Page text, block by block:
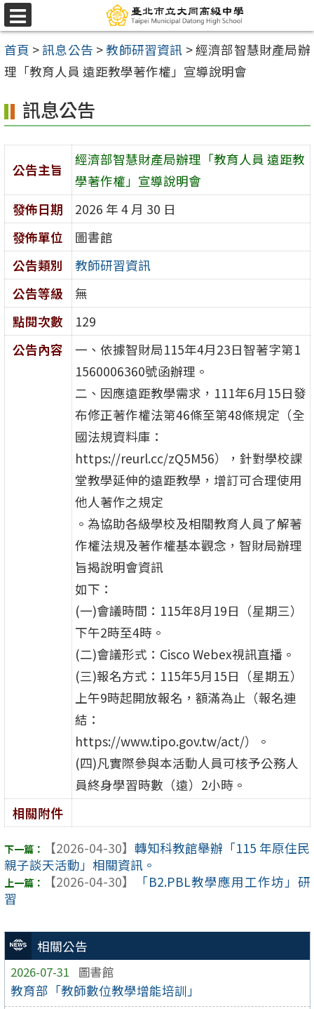
跳
至
主
要
容
區
選
單
首頁 >訊息公告 >教師研習資訊 >經濟部智慧財產局辦
理「教育人員 遠距教學著作權」宣導說明會
相關公告
2026-07-31 圖書館
教育部「教師數位教學增能培訓」
訊息公告
公告主旨
經濟部智慧財產局辦理「教育人員 遠距教
學著作權」宣導說明會
發佈日期
2026 年 4 月 30 日
發佈單位
圖書館
公告類別
教師研習資訊
公告等級
無
點閱次數
129
公告內容
一、依據智財局115年4月23日智著字第1
1560006360號函辦理。
二、因應遠距教學需求，111年6月15日發
布修正著作權法第46條至第48條規定（全
國法規資料庫：
https://reurl.cc/zQ5M56），針對學校課
堂教學延伸的遠距教學，增訂可合理使用
他人著作之規定
。為協助各級學校及相關教育人員了解著
作權法規及著作權基本觀念，智財局辦理
旨揭說明會資訊
如下：
(一)會議時間：115年8月19日（星期三）
下午2時至4時。
(二)會議形式：Cisco Webex視訊直播。
(三)報名方式：115年5月15日（星期五）
上午9時起開放報名，額滿為止（報名連
結：
https://www.tipo.gov.tw/act/）。
(四)凡實際參與本活動人員可核予公務人
員終身學習時數（遠）2小時。
相關附件
【2026-04-30】 轉知科教館舉辦「115 年原住民
親子談天活動」相關資訊。
【2026-04-30】
「B2.PBL教學應用工作坊」研
習